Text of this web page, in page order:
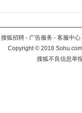
搜狐招聘 - 广告服务 - 客服中心
Copyright©2018
搜狐不良信息举